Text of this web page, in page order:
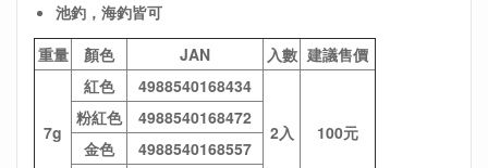
池釣，海釣皆可
重量
顏色 JAN 入數 建議售價
7g
紅色 4988540168434
2入 100元
粉紅色
4988540168472
金色
4988540168557